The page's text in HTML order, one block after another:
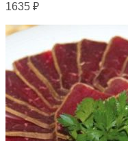
1635 ₽